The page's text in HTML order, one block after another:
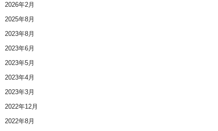
2026年2月
2025年8月
2023年8月
2023年6月
2023年5月
2023年4月
2023年3月
2022年12月
2022年8月